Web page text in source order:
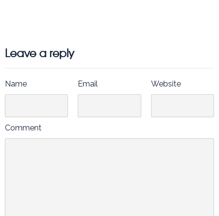
Leave a reply
Name Email Website
Comment